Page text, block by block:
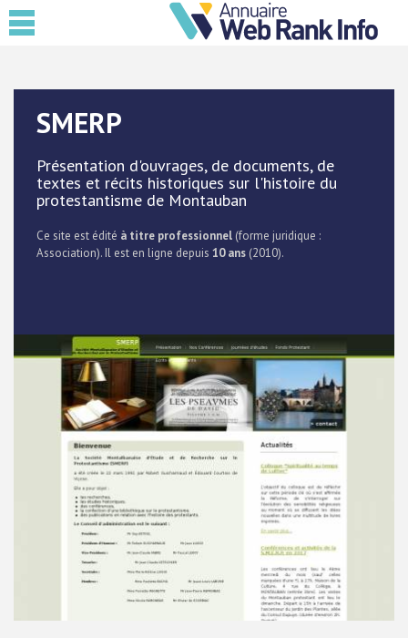
SMERP
Présentation d'ouvrages, de documents, de
textes et récits historiques sur l'histoire du
protestantisme de Montauban
Ce site est édité à titre professionnel (forme juridique :
Association). Il est en ligne depuis 10 ans (2010).